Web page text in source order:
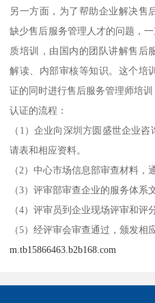
另一方面，为了帮助企业解决售
缺少售后服务管理人才的问题，
质培训，由国内的团队讲解售后
解读、内部审核等知识。这个培
证的同时进行售后服务管理师培
认证的流程：
（1）企业向深圳方圆盛世企业
请表和相应资料。
（2）中心市场信息部审查材料，
（3）评审部审查企业的服务体系
（4）评审员到企业现场评审和评分
（5）经评审会审查通过，颁发相
m.tb15866463.b2b168.com